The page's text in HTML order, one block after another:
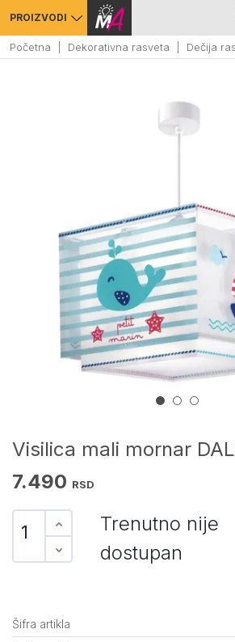
PROIZVODI
Početna Dekorativna rasveta Dečija
Visilica mali mornar
7.490 RSD
Trenutno nije
dostupan
Šifra artikla